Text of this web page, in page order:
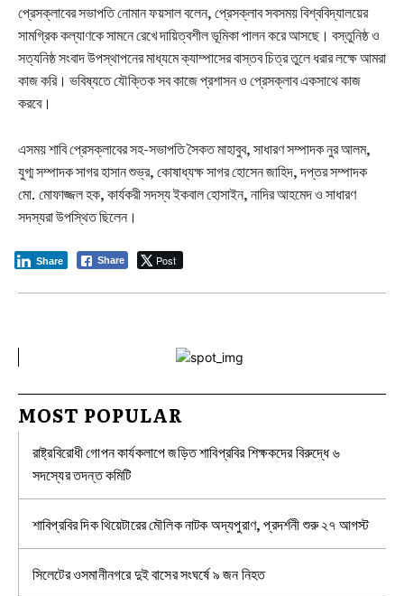
প্রেসক্লাবের সভাপতি নোমান ফয়সাল বলেন, প্রেসক্লাব সবসময় বিশ্ববিদ্যালয়ের
সামগ্রিক কল্যাণকে সামনে রেখে দায়িত্বশীল ভূমিকা পালন করে আসছে। বস্তুনিষ্ঠ ও
সত্যনিষ্ঠ সংবাদ উপস্থাপনের মাধ্যমে ক্যাম্পাসের বাস্তব চিত্র তুলে ধরার লক্ষে আমরা
কাজ করি। ভবিষ্যতে যৌক্তিক সব কাজে প্রশাসন ও প্রেসক্লাব একসাথে কাজ
করবে।
এসময় শাবি প্রেসক্লাবের সহ-সভাপতি সৈকত মাহাবুব, সাধারণ সম্পাদক নুর আলম,
যুগ্ম সম্পাদক সাগর হাসান শুভ্র, কোষাধ্যক্ষ সাগর হোসেন জাহিদ, দপ্তর সম্পাদক
মো. মোফাজ্জল হক, কার্যকরী সদস্য ইকবাল হোসাইন, নাদির আহমেদ ও সাধারণ
সদস্যরা উপস্থিত ছিলেন।
Share Post
Share
MOST POPULAR
রাষ্ট্রবিরোধী গোপন কার্যকলাপে জড়িত শাবিপ্রবির শিক্ষকদের বিরুদ্ধে ৬
সদস্যের তদন্ত কমিটি
শাবিপ্রবির দিক থিয়েটারের মৌলিক নাটক অদ্যপুরাণ, প্রদর্শনী শুরু ২৭ আগস্ট
সিলেটের ওসমানীনগরে দুই বাসের সংঘর্ষে ৯ জন নিহত